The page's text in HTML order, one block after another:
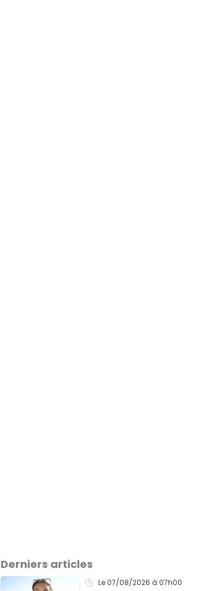
Derniers articles
Le 07/08/2026 à 07h00